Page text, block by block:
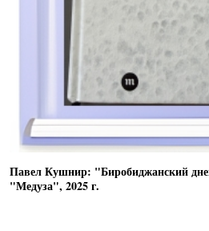
Павел Кушнир: "Биробиджанский
"Медуза", 2025 г.